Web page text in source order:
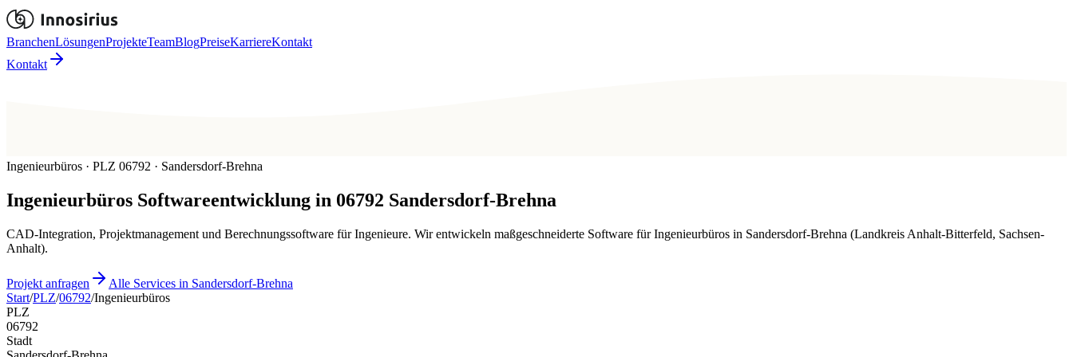
BranchenLösungenProjekteTeamBlogPreiseKarriereKontakt
Kontakt
Ingenieurbüros · PLZ 06792 · Sandersdorf-Brehna
Ingenieurbüros Softwareentwicklung in 06792 Sandersdorf-Brehna
CAD-Integration, Projektmanagement und Berechnungssoftware für Ingenieure. Wir entwickeln maßgeschneiderte Software für Ingenieurbüros in Sandersdorf-Brehna (Landkreis Anhalt-Bitterfeld, Sachsen-
Anhalt).
Projekt anfragen
Alle Services in Sandersdorf-Brehna
Start/PLZ/06792/Ingenieurbüros
PLZ
06792
Stadt